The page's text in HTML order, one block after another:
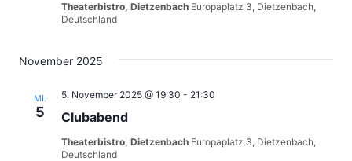
Theaterbistro, Dietzenbach Europaplatz 3, Dietzenbach,
Deutschland
November 2025
MI.
5 Clubabend
5. November 2025 @ 19:30 - 21:30
Theaterbistro, Dietzenbach Europaplatz 3, Dietzenbach,
Deutschland